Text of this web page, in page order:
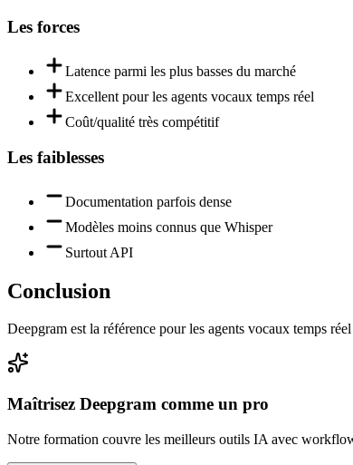
Les forces
Latence parmi les plus basses du marché
Excellent pour les agents vocaux temps réel
Coût/qualité très compétitif
Les faiblesses
Documentation parfois dense
Modèles moins connus que Whisper
Surtout API
Conclusion
Deepgram est la référence pour les agents vocaux temps
Maîtrisez Deepgram comme un pro
Notre formation couvre les meilleurs outils IA avec